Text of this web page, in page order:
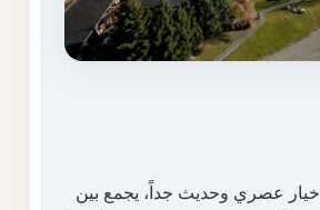
خيار عصري وحديث جداً، يجمع بين